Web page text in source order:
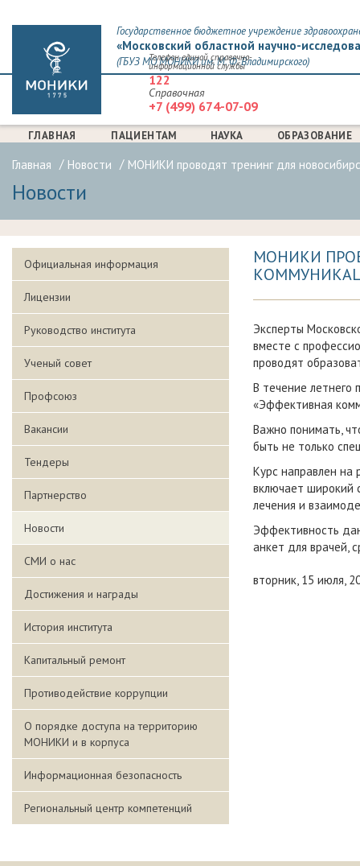
Государственное бюджетное учреждение
«Московский областной научно-
(ГБУЗ МО МОНИКИ им. М. Ф. Владимирского)
Телефон единой справочно-
информационной службы
122
Справочная
+7 (499) 674-07-09
ГЛАВНАЯ ПАЦИЕНТАМ НАУКА ОБРАЗОВАНИЕ
Главная Новости МОНИКИ проводят тренинг для
Новости
Официальная информация
Лицензии
Руководство института
Ученый совет
Профсоюз
Вакансии
Тендеры
Партнерство
Новости
СМИ о нас
Достижения и награды
История института
Капитальный ремонт
Противодействие коррупции
О порядке доступа на территорию
МОНИКИ и в корпуса
Информационная безопасность
Региональный центр компетенций
МОНИКИ
Эксперты
вместе с
проводят
В течение летнего
«Эффективная
Важно понимать,
быть не только
Курс направлен на
включает широкий
лечения и
Эффективность
анкет для врачей,
вторник, 15 июля,